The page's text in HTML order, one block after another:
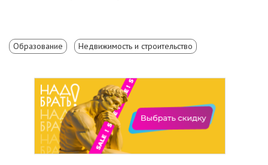
Образование Недвижимость и строительство